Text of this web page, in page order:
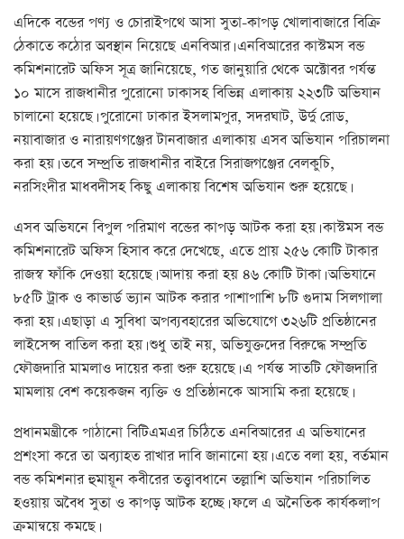
এদিকে বন্ডের পণ্য ও চোরাইপথে আসা সুতা-কাপড় খোলাবাজারে বিক্রি
ঠেকাতে কঠোর অবস্থান নিয়েছে এনবিআর। এনবিআরের কাস্টমস বন্ড
কমিশনারেট অফিস সূত্র জানিয়েছে, গত জানুয়ারি থেকে অক্টোবর পর্যন্ত
১০ মাসে রাজধানীর পুরোনো ঢাকাসহ বিভিন্ন এলাকায় ২২৩টি অভিযান
চালানো হয়েছে। পুরোনো ঢাকার ইসলামপুর, সদরঘাট, উর্দু রোড,
নয়াবাজার ও নারায়ণগঞ্জের টানবাজার এলাকায় এসব অভিযান পরিচালনা
করা হয়। তবে সম্প্রতি রাজধানীর বাইরে সিরাজগঞ্জের বেলকুচি,
নরসিংদীর মাধবদীসহ কিছু এলাকায় বিশেষ অভিযান শুরু হয়েছে।
এসব অভিযনে বিপুল পরিমাণ বন্ডের কাপড় আটক করা হয়। কাস্টমস বন্ড
কমিশনারেট অফিস হিসাব করে দেখেছে, এতে প্রায় ২৫৬ কোটি টাকার
রাজস্ব ফাঁকি দেওয়া হয়েছে। আদায় করা হয় ৪৬ কোটি টাকা। অভিযানে
৮৫টি ট্রাক ও কাভার্ড ভ্যান আটক করার পাশাপাশি ৮টি গুদাম সিলগালা
করা হয়। এছাড়া এ সুবিধা অপব্যবহারের অভিযোগে ৩২৬টি প্রতিষ্ঠানের
লাইসেন্স বাতিল করা হয়। শুধু তাই নয়, অভিযুক্তদের বিরুদ্ধে সম্প্রতি
ফৌজদারি মামলাও দায়ের করা শুরু হয়েছে। এ পর্যন্ত সাতটি ফৌজদারি
মামলায় বেশ কয়েকজন ব্যক্তি ও প্রতিষ্ঠানকে আসামি করা হয়েছে।
প্রধানমন্ত্রীকে পাঠানো বিটিএমএর চিঠিতে এনবিআরের এ অভিযানের
প্রশংসা করে তা অব্যাহত রাখার দাবি জানানো হয়। এতে বলা হয়, বর্তমান
বন্ড কমিশনার হুমায়ূন কবীরের তত্ত্বাবধানে তল্লাশি অভিযান পরিচালিত
হওয়ায় অবৈধ সুতা ও কাপড় আটক হচ্ছে। ফলে এ অনৈতিক কার্যকলাপ
ক্রমান্বয়ে কমছে।